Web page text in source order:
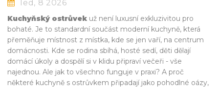
led, 8 2026
Kuchyňský ostrůvek už není luxusní exkluzivitou pro
bohaté. Je to standardní součást moderní kuchyně, která
přeměňuje místnost z místka, kde se jen vaří, na centrum
domácnosti. Kde se rodina sbíhá, hosté sedí, děti dělají
domácí úkoly a dospělí si v klidu připraví večeři - vše
najednou. Ale jak to všechno funguje v praxi? A proč
některé kuchyně s ostrůvkem připadají jako pohodlné oázy,